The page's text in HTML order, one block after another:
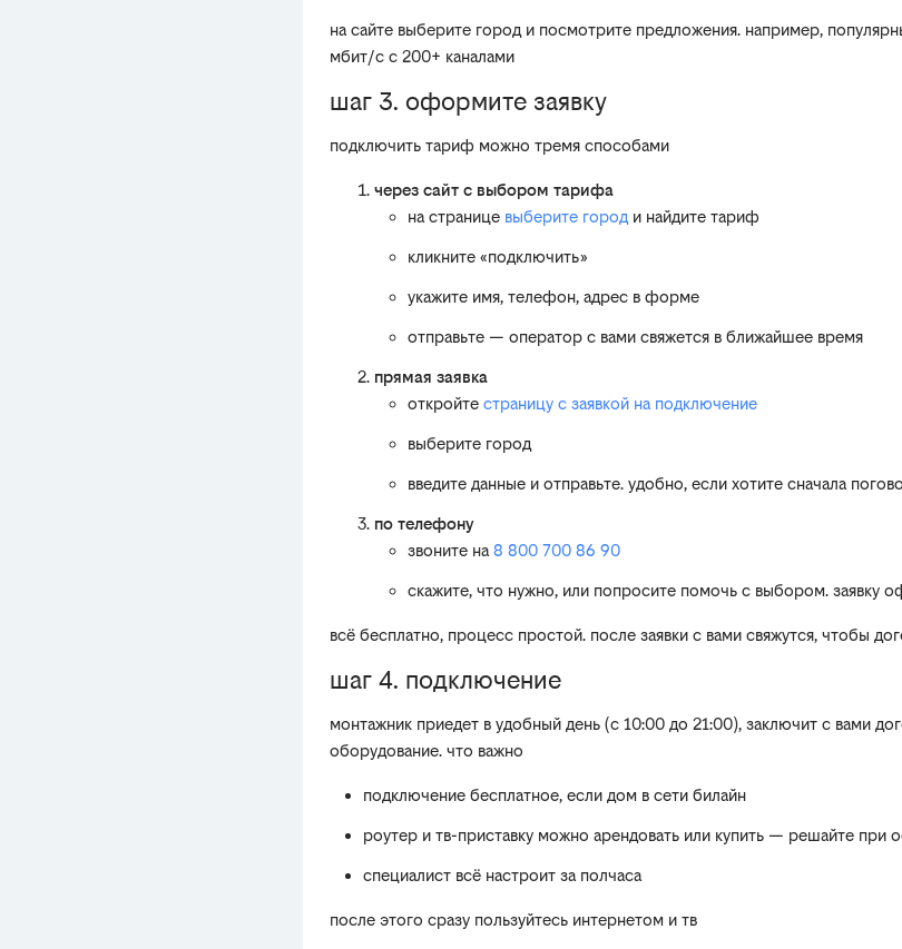
на сайте выберите город и посмотрите предложения. например,
мбит/с с 200+ каналами
шаг 3. оформите заявку
подключить тариф можно тремя способами
через сайт с выбором тарифа
на странице выберите город и найдите тариф
кликните «подключить»
укажите имя, телефон, адрес в форме
отправьте — оператор с вами свяжется в ближайшее время
прямая заявка
откройте страницу с заявкой на подключение
выберите город
введите данные и отправьте. удобно, если хотите сначала
по телефону
звоните на 8 800 700 86 90
скажите, что нужно, или попросите помочь с выбором. заявку
всё бесплатно, процесс простой. после заявки с вами свяжутся, чтобы
шаг 4. подключение
монтажник приедет в удобный день (с 10:00 до 21:00), заключит с вами
оборудование. что важно
подключение бесплатное, если дом в сети билайн
роутер и тв-приставку можно арендовать или купить — решайте при
специалист всё настроит за полчаса
после этого сразу пользуйтесь интернетом и тв